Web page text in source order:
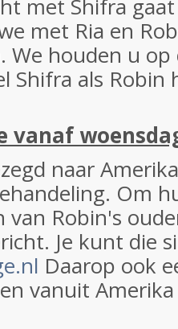
met Shifra
met Ria en
We houden u op
Shifra als Robin
naar
Om
van Robin's
Je kunt die
Daarop ook
vanuit